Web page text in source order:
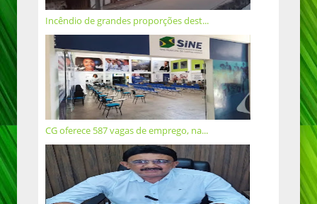
Incêndio de grandes proporções dest...
CG oferece 587 vagas de emprego, na...